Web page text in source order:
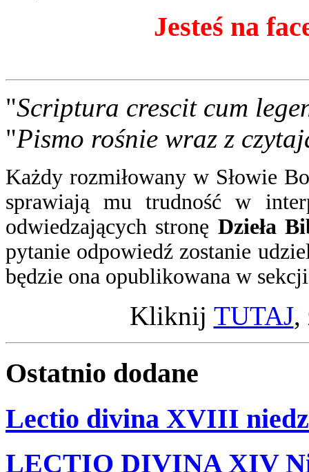
Jesteś na
"Scriptura crescit cum
"Pismo rośnie wraz z
Każdy rozmiłowany w Słowie
sprawiają mu trudność w
odwiedzających stronę Dzieła
pytanie odpowiedźzostanie
będzie ona opublikowana w
Kliknij TUTAJ,
Ostatnio dodane
Lectio divina XVIII
LECTIO DIVINA XIV